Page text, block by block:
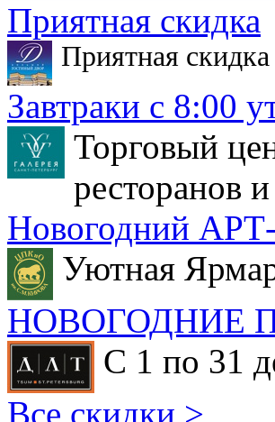
Приятная скидка
Приятная
Завтраки с 8:00
Торговый
ресторанов
Новогодний
Уютная
НОВОГОДНИЕ
С 1 по 31
Все скидки >